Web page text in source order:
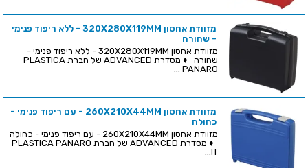
מזוודת אחסון 320X280X119MM - ללא ריפוד פנימי
- שחורה
מזוודת אחסון 320X280X119MM - ללא ריפוד פנימי -
שחורה ♦ מסדרת ADVANCED של חברת PLASTICA
PANARO ...
מזוודת אחסון 260X210X44MM - עם ריפוד פנימי -
כחולה
מזוודת אחסון 260X210X44MM - עם ריפוד פנימי - כחולה
♦ מסדרת ADVANCED של חברת PLASTICA PANARO
IT...